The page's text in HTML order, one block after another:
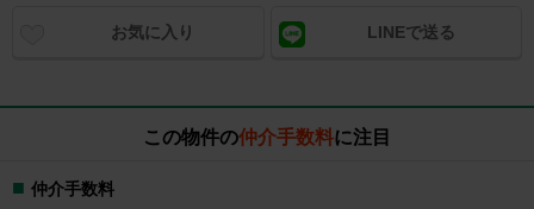
お気に入り LINEで送る
この物件の仲介手数料に注目
仲介手数料